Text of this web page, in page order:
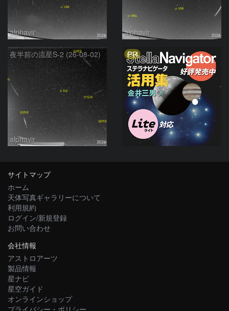
alphavir alphavir
夜半前の流星S-2 (26-08-02)
alphavir
PR
サイトマップ
ホーム
天体写真ギャラリーについて
利用規約
ログイン/新規登録
お問い合わせ
会社情報
アストロアーツ
製品情報
星ナビ
星空ガイド
オンラインショップ
プライバシー・ポリシー